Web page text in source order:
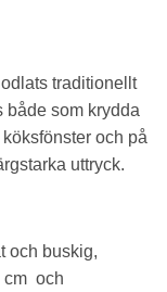
traditionellt
både som krydda
och på
uttryck.
och buskig,
cm och